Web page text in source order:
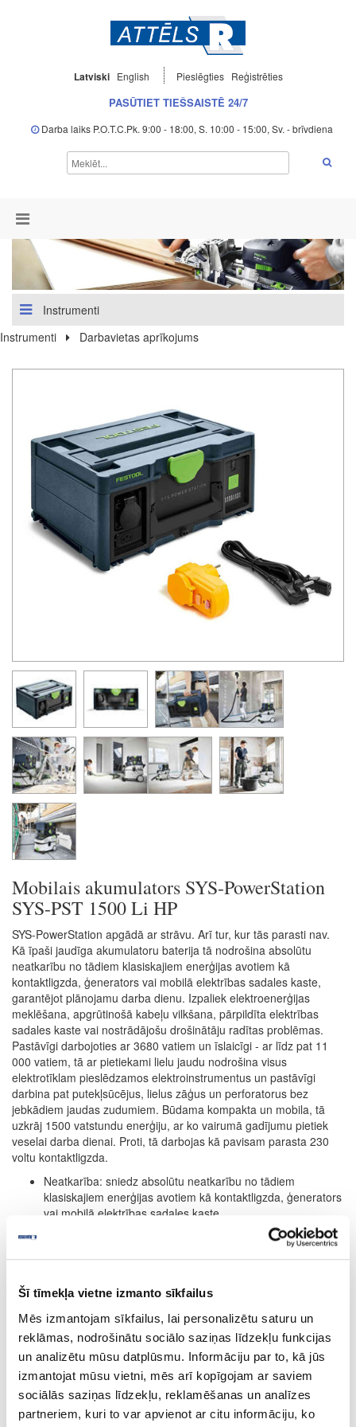
Šī tīmekļa vietne izmanto sīkfailus
Mēs izmantojam sīkfailus, lai personalizētu saturu un
reklāmas, nodrošinātu sociālo saziņas līdzekļu funkcijas
un analizētu mūsu datplūsmu. Informāciju par to, kā jūs
izmantojat mūsu vietni, mēs arī kopīgojam ar saviem
sociālās saziņas līdzekļu, reklamēšanas un analīzes
partneriem, kuri to var apvienot ar citu informāciju, ko
Latviski English Pieslēgties Reģistrēties
PASŪTIET TIEŠSAISTĒ 24/7
Darba laiks P.O.T.C.Pk. 9:00 - 18:00, S. 10:00 - 15:00, Sv. - brīvdiena
Instrumenti
Instrumenti
Darbavietas aprīkojums
Mobilais akumulators SYS-PowerStation
SYS-PST 1500 Li HP
SYS-PowerStation apgādā ar strāvu. Arī tur, kur tās parasti nav.
Kā īpaši jaudīga akumulatoru baterija tā nodrošina absolūtu
neatkarību no tādiem klasiskajiem enerģijas avotiem kā
kontaktligzda, ģenerators vai mobilā elektrības sadales kaste,
garantējot plānojamu darba dienu. Izpaliek elektroenerģijas
meklēšana, apgrūtinošā kabeļu vilkšana, pārpildīta elektrības
sadales kaste vai nostrādājošu drošinātāju radītas problēmas.
Pastāvīgi darbojoties ar 3680 vatiem un īslaicīgi - ar līdz pat 11
000 vatiem, tā ar pietiekami lielu jaudu nodrošina visus
elektrotīklam pieslēdzamos elektroinstrumentus un pastāvīgi
darbina pat putekļsūcējus, lielus zāģus un perforatorus bez
jebkādiem jaudas zudumiem. Būdama kompakta un mobila, tā
uzkrāj 1500 vatstundu enerģiju, ar ko vairumā gadījumu pietiek
veselai darba dienai. Proti, tā darbojas kā pavisam parasta 230
voltu kontaktligzda.
Neatkarība: sniedz absolūtu neatkarību no tādiem
klasiskajiem enerģijas avotiem kā kontaktligzda, ģenerators
vai mobilā elektrības sadales kaste
Vienkārša plānošana: no šī brīža darbs būvobjektā ir droši
izplānojams. Strāvas pieejamība vairs nav faktors, kas rada
nedrošību
īslaicīgi - ar līdz pat 11 000 vatiem, tā bez jaudas
elektroinstrumentus: pat putekļsūcējus, lielus zāģus vai
perforatorus.
Ilgs darbības laiks: ar 1500 vatstundu uzkrāto enerģiju
vairumā gadījumu pietiek veselai darba dienai
Kompakta un mobila: ar svaru tikai 16 kg un praktiskajā
Systainer formātā – ar konteinera Systainer priekšpusē
izvietotu rokturi pārnēsāšanai vertikālā stāvoklī. Pilnībā